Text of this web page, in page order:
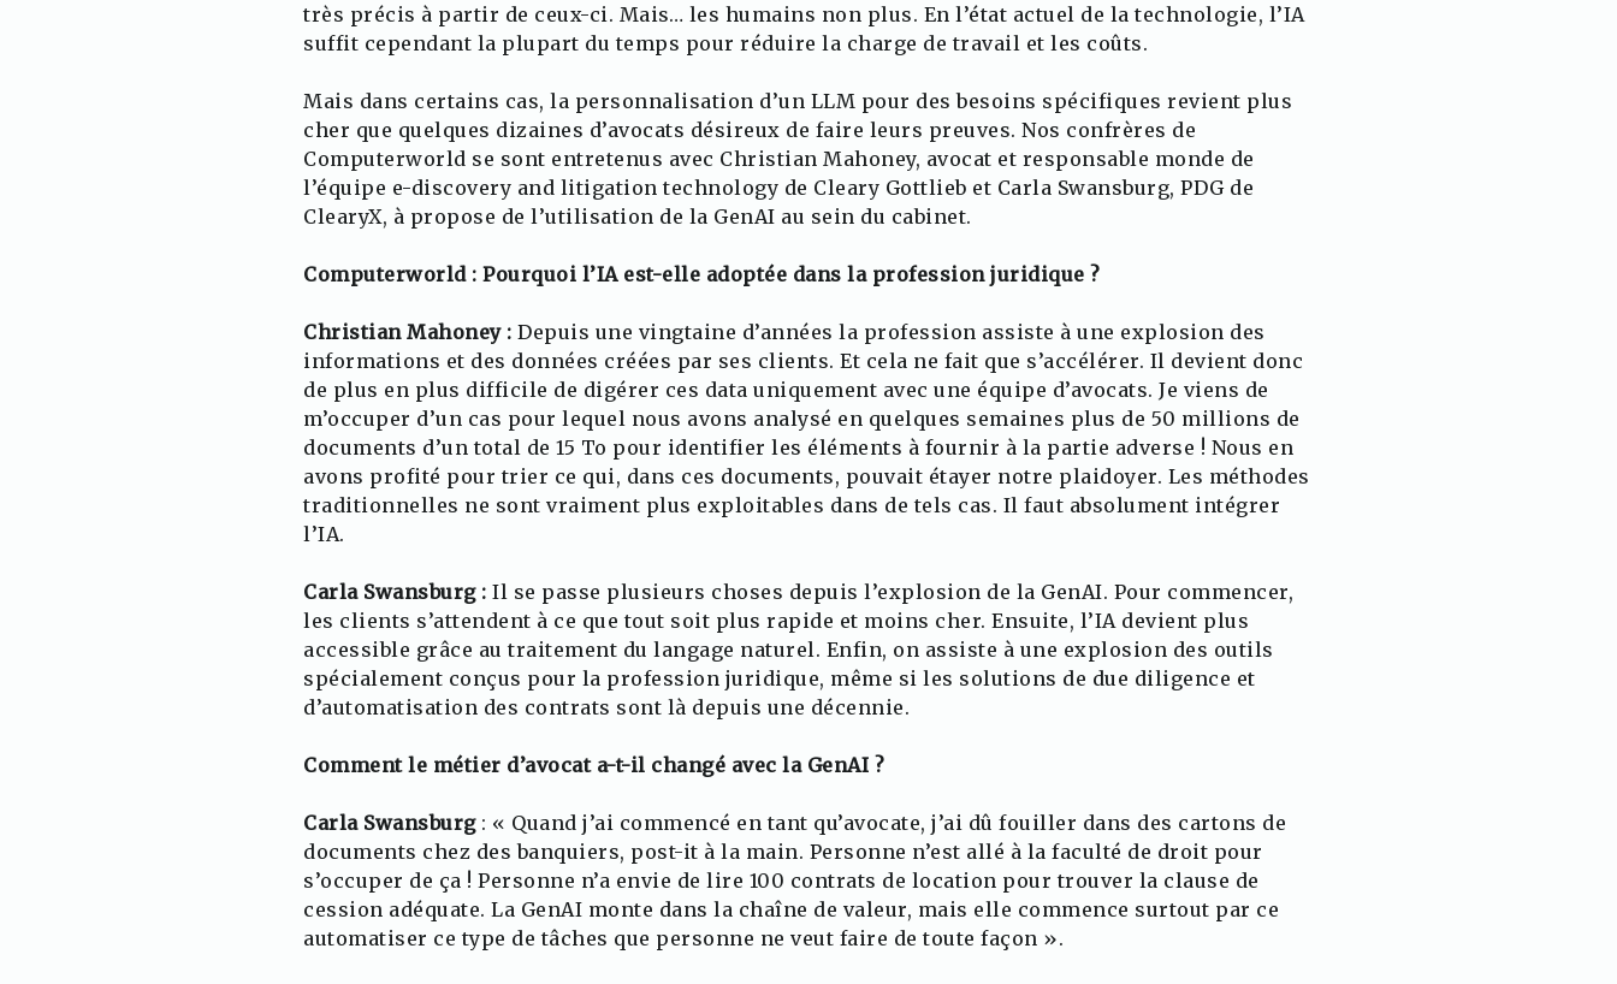
très précis à partir de ceux-ci. Mais… les humains non plus. En l’état actuel de la technologie, l’IA
suffit cependant la plupart du temps pour réduire la charge de travail et les coûts.
Mais dans certains cas, la personnalisation d’un LLM pour des besoins spécifiques revient plus
cher que quelques dizaines d’avocats désireux de faire leurs preuves. Nos confrères de
Computerworld se sont entretenus avec Christian Mahoney, avocat et responsable monde de
l’équipe e-discovery and litigation technology de Cleary Gottlieb et Carla Swansburg, PDG de
ClearyX, à propose de l’utilisation de la GenAI au sein du cabinet.
Computerworld : Pourquoi l’IA est-elle adoptée dans la profession juridique ?
Christian Mahoney : Depuis une vingtaine d’années la profession assiste à une explosion des
informations et des données créées par ses clients. Et cela ne fait que s’accélérer. Il devient donc
de plus en plus difficile de digérer ces data uniquement avec une équipe d’avocats. Je viens de
m’occuper d’un cas pour lequel nous avons analysé en quelques semaines plus de 50 millions de
documents d’un total de 15 To pour identifier les éléments à fournir à la partie adverse ! Nous en
avons profité pour trier ce qui, dans ces documents, pouvait étayer notre plaidoyer. Les méthodes
traditionnelles ne sont vraiment plus exploitables dans de tels cas. Il faut absolument intégrer
l’IA.
Carla Swansburg : Il se passe plusieurs choses depuis l’explosion de la GenAI. Pour commencer,
les clients s’attendent à ce que tout soit plus rapide et moins cher. Ensuite, l’IA devient plus
accessible grâce au traitement du langage naturel. Enfin, on assiste à une explosion des outils
spécialement conçus pour la profession juridique, même si les solutions de due diligence et
d’automatisation des contrats sont là depuis une décennie.
Comment le métier d’avocat a-t-il changé avec la GenAI ?
Carla Swansburg: « Quand j’ai commencé en tant qu’avocate, j’ai dû fouiller dans des cartons de
documents chez des banquiers, post-it à la main. Personne n’est allé à la faculté de droit pour
s’occuper de ça ! Personne n’a envie de lire 100 contrats de location pour trouver la clause de
cession adéquate. La GenAI monte dans la chaîne de valeur, mais elle commence surtout par ce
automatiser ce type de tâches que personne ne veut faire de toute façon ».